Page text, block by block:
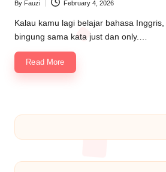
By Fauzi February 4, 2026
Kalau kamu lagi belajar bahasa
bingung sama kata just dan only.…
Read More